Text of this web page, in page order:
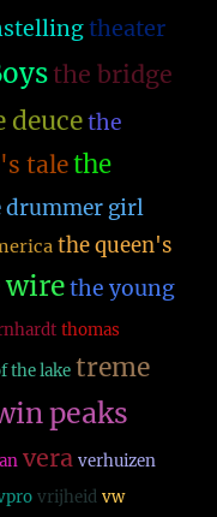
theater
the bridge
deuce the
talethe
drummer girl
the queen's
wire the young
thomas
the lake treme
peaks
vera verhuizen
vrijheid vw